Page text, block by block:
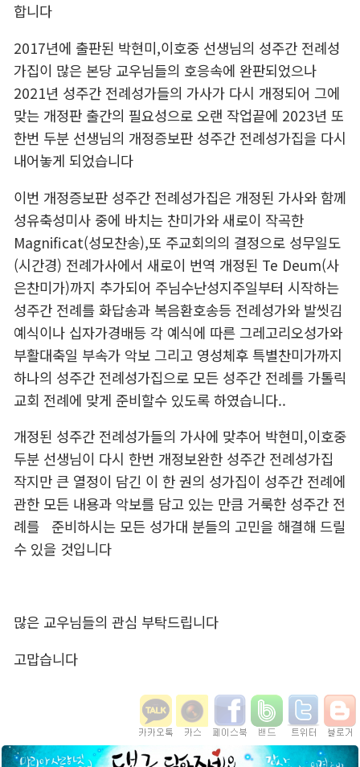
합니다
2017년에 출판된 박현미,이호중 선생님의 성주간 전례성
가집이 많은 본당 교우님들의 호응속에 완판되었으나
2021년 성주간 전례성가들의 가사가 다시 개정되어 그에
맞는 개정판 출간의 필요성으로 오랜 작업끝에 2023년 또
한번 두분 선생님의 개정증보판 성주간 전례성가집을 다시
내어놓게 되었습니다
이번 개정증보판 성주간 전례성가집은 개정된 가사와 함께
성유축성미사 중에 바치는 찬미가와 새로이 작곡한
Magnificat(성모찬송),또 주교회의의 결정으로 성무일도
(시간경) 전례가사에서 새로이 번역 개정된 Te Deum(사
은찬미가)까지 추가되어 주님수난성지주일부터 시작하는
성주간 전례를 화답송과 복음환호송등 전례성가와 발씻김
예식이나 십자가경배등 각 예식에 따른 그레고리오성가와
부활대축일 부속가 악보 그리고 영성체후 특별찬미가까지
하나의 성주간 전례성가집으로 모든 성주간 전례를 가톨릭
교회 전례에 맞게 준비할수 있도록 하였습니다..
개정된 성주간 전례성가들의 가사에 맞추어 박현미,이호중
두분 선생님이 다시 한번 개정보완한 성주간 전례성가집
작지만 큰 열정이 담긴 이 한 권의 성가집이 성주간 전례에
관한 모든 내용과 악보를 담고 있는 만큼 거룩한 성주간 전
례를 준비하시는 모든 성가대 분들의 고민을 해결해 드릴
수 있을 것입니다
많은 교우님들의 관심 부탁드립니다
고맙습니다